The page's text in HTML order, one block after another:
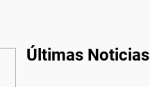
Últimas Noticias